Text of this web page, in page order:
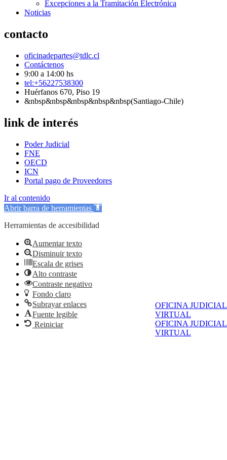
OFICINA JUDICIAL
VIRTUAL
OFICINA JUDICIAL
VIRTUAL
Excepciones a la Tramitación Electrónica
Noticias
contacto
oficinadepartes@tdlc.cl
Contáctenos
9:00 a 14:00 hs
tel:+56227538300
Huérfanos 670, Piso 19
&nbsp&nbsp&nbsp&nbsp&nbsp(Santiago-Chile)
link de interés
Poder Judicial
FNE
OECD
ICN
Portal pago de Proveedores
Ir al contenido
Abrir barra de herramientas
Herramientas de accesibilidad
Aumentar texto
Disminuir texto
Escala de grises
Alto contraste
Contraste negativo
Fondo claro
Subrayar enlaces
Fuente legible
Reiniciar